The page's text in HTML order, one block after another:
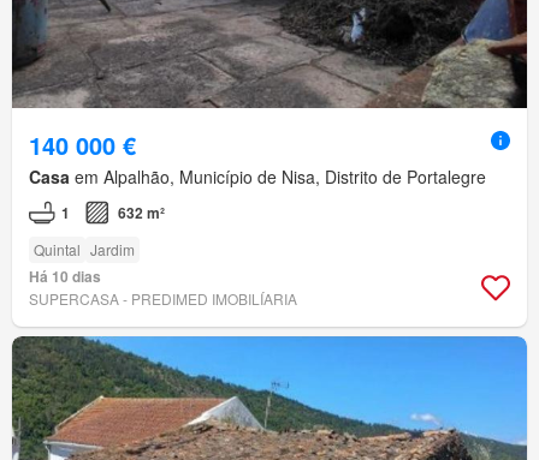
140 000 €
Casa em Alpalhão, Município de Nisa, Distrito de Portalegre
1 632 m²
Quintal Jardim
Há 10 dias
SUPERCASA - PREDIMED IMOBILÍARIA